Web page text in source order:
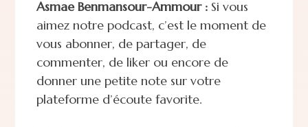
Asmae Benmansour-Ammour :Si vous
aimez notre podcast, c’est le moment de
vous abonner, de partager, de
commenter, de liker ou encore de
donner une petite note sur votre
plateforme d’écoute favorite.